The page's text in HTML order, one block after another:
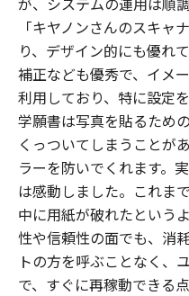
「キヤノンさんのスキャ
り、デザイン的にも優れ
補正なども優秀で、イメ
利用しており、特に設定
学願書は写真を貼るため
くっついてしまうことが
ラーを防いでくれます。
は感動しました。これま
中に用紙が破れたという
性や信頼性の面でも、消
トの方を呼ぶことなく、
で、すぐに再稼動できる